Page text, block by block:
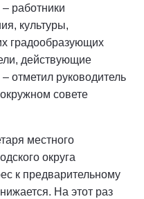
работники
культуры,
градообразующих
действующие
отметил руководитель
совете
местного
округа
к предварительному
На этот раз